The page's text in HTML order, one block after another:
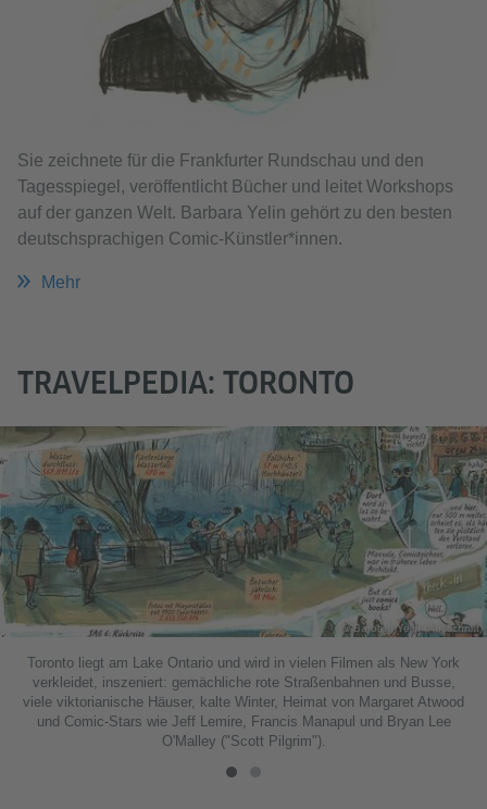
Sie zeichnete für die Frankfurter Rundschau und den
Tagesspiegel, veröffentlicht Bücher und leitet Workshops
auf der ganzen Welt. Barbara Yelin gehört zu den besten
deutschsprachigen Comic-Künstler*innen.
Mehr
TRAVELPEDIA: TORONTO
© Barbara Yelin (Ausschnitt)
Toronto liegt am Lake Ontario und wird in vielen Filmen als New York
verkleidet, inszeniert: gemächliche rote Straßenbahnen und Busse,
viele viktorianische Häuser, kalte Winter, Heimat von Margaret Atwood
und Comic-Stars wie Jeff Lemire, Francis Manapul und Bryan Lee
O'Malley ("Scott Pilgrim").